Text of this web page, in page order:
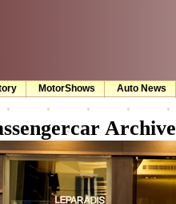
MotorShows Auto News
Archive